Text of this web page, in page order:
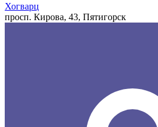
Хогварц
просп. Кирова, 43, Пятигорск